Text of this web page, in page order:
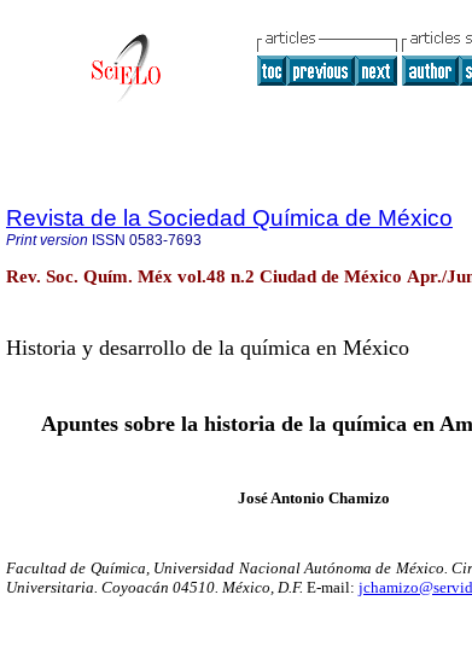
Revista de la Sociedad Química de México
Print version ISSN 0583-7693
Rev. Soc. Quím. Méx vol.48 n.2 Ciudad de México Apr./
Historia y desarrollo de la química en México
Apuntes sobre la historia de la química en
José Antonio Chamizo
Facultad de Química, Universidad Nacional Autónoma de México.
Universitaria. Coyoacán 04510. México, D.F. E-mail: